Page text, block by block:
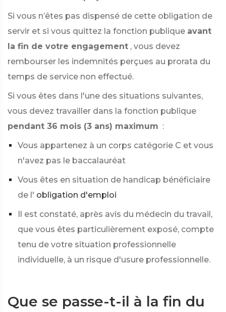
Si vous n’êtes pas dispensé de cette obligation de
servir et si vous quittez la fonction publique avant
la fin de votre engagement , vous devez
rembourser les indemnités perçues au prorata du
temps de service non effectué.
Si vous êtes dans l'une des situations suivantes,
vous devez travailler dans la fonction publique
pendant 36 mois (3 ans) maximum :
Vous appartenez à un corps catégorie C et vous
n'avez pas le baccalauréat
Vous êtes en situation de handicap bénéficiaire
de l' obligation d'emploi
Il est constaté, après avis du médecin du travail,
que vous êtes particulièrement exposé, compte
tenu de votre situation professionnelle
individuelle, à un risque d'usure professionnelle.
Que se passe-t-il à la fin du